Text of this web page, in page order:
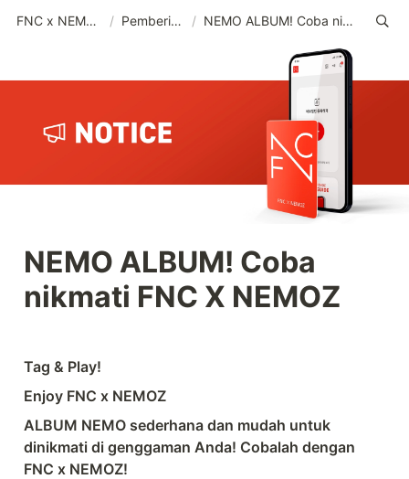
FNC x NEMOZ (IND) / Pemberitahuan / NEMO ALBUM! Coba nikmati FNC X NEMOZ
NEMO ALBUM! Coba
nikmati FNC X NEMOZ
Tag & Play!
Enjoy FNC x NEMOZ
ALBUM NEMO sederhana dan mudah untuk
dinikmati di genggaman Anda! Cobalah dengan
FNC x NEMOZ!